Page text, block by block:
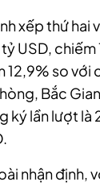
xếp thứ hai
USD,
so với
Bắc
ký lần lượt là
nhận định,